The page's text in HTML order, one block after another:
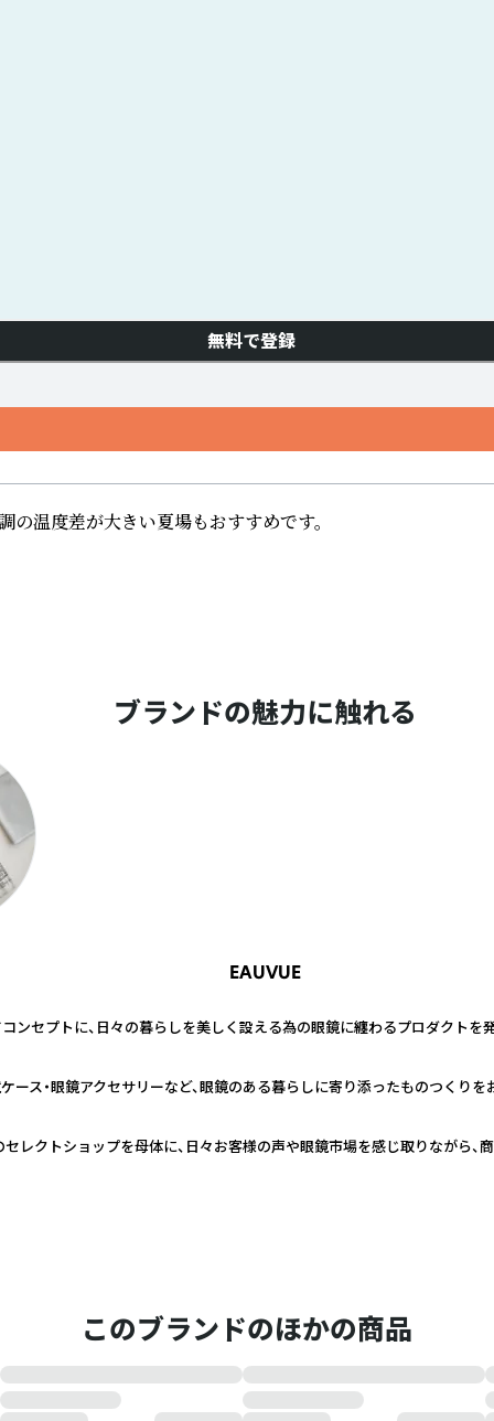
無料で登録
温度差が大きい夏場もおすすめです。
ブランドの魅力に触れる
EAUVUE
コンセプトに、日々の暮らしを美しく設える為の眼鏡に纏わるプロダクトを
ース・眼鏡アクセサリーなど、眼鏡のある暮らしに寄り添ったものつくりを
レクトショップを母体に、日々お客様の声や眼鏡市場を感じ取りながら、
このブランドのほかの商品